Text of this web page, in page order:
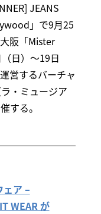
JEANS
」で9月25
阪「Mister
日）～19日
営するバーチャ
・ミュージア
する。
ア –
WEAR が